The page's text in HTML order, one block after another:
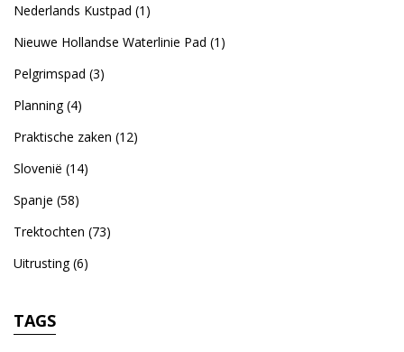
Nederlands Kustpad (1)
Nieuwe Hollandse Waterlinie Pad (1)
Pelgrimspad (3)
Planning(4)
Praktische zaken (12)
Slovenië (14)
Spanje (58)
Trektochten (73)
Uitrusting(6)
TAGS